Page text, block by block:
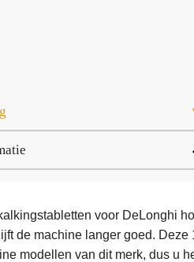
voor DeLonghi
de machine langer goed.
modellen van dit merk, dus u